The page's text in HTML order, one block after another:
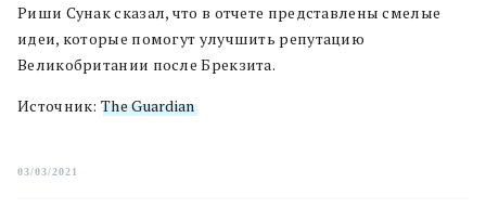
Риши Сунак сказал, что в отчете представлены смелые
идеи, которые помогут улучшить репутацию
Великобритании после Брекзита.
Источник: The Guardian
03/03/2021